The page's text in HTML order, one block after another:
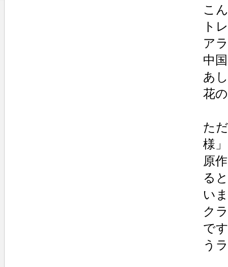
こ
ト
ア
中
あ
花
た
様
原
る
い
ク
で
う